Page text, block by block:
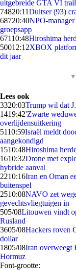
uitgebreide GTA VI
74820:11Duitser (93)
68720:40NPO-
groepsapp
67110:48Hiroshima
50012:12XBOX
dit jaar
▼
Lees ook
3320:03Trump wil dat
1419:42'Zwarte
overlijdensuitkering
5110:59Israël meldt
aangekondigd
1510:48Hiroshima
1610:32Drone met
hybride aanval
2210:16Iran en Oman
buitenspel
2510:08NAVO zet
gevechtsvliegtuigen in
505/08Litouwen vindt
Rusland
3605/08Hackers roven
dollar
1805/08Iran overweegt
Hormuz
Font-grootte: